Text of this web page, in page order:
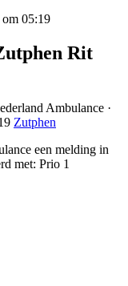
05:19
Rit
Ambulance ·
Zutphen
een melding in
met: Prio 1